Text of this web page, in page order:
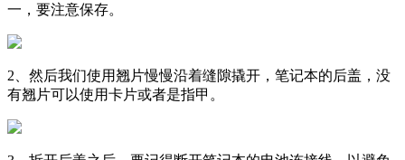
一，要注意保存。
2、然后我们使用翘片慢慢沿着缝隙撬开，笔记本的后盖，没
有翘片可以使用卡片或者是指甲。